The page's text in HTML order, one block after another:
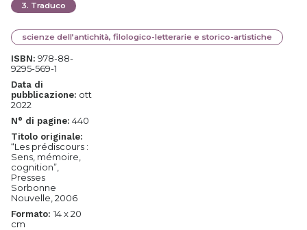
3. Traduco
scienze dell’antichità, filologico-letterarie e storico-artistiche
ISBN: 978-88-
9295-569-1
Data di
pubblicazione: ott
2022
N° di pagine: 440
Titolo originale:
“Les prédiscours :
Sens, mémoire,
cognition”,
Presses
Sorbonne
Nouvelle, 2006
Formato: 14 x 20
cm